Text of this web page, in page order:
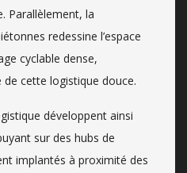
Parallèlement, la
redessine l’espace
cyclable dense,
de cette logistique douce.
développent ainsi
sur des hubs de
implantés à proximité des